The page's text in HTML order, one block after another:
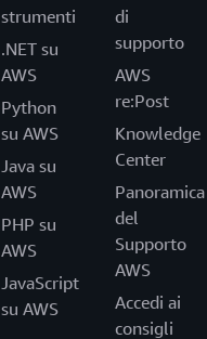
strumenti
.NET su
AWS
Python
su AWS
Java su
AWS
PHP su
AWS
JavaScript
su AWS
di
supporto
AWS
re:Post
Knowledge
Center
Panoramica
del
Supporto
AWS
Accedi ai
consigli